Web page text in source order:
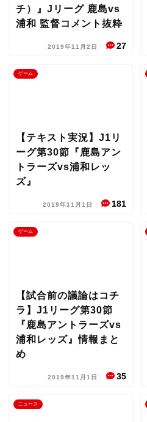
チ）』Jリーグ 鹿島vs
浦和 監督コメント抜粋
2019年11月2日 27
ゲーム
【テキスト実況】J1リ
ーグ第30節『鹿島アン
トラーズvs浦和レッ
ズ』
2019年11月1日 181
ゲーム
【試合前の議論はコチ
ラ】J1リーグ第30節
『鹿島アントラーズvs
浦和レッズ』情報まと
め
2019年11月1日 35
ニュース